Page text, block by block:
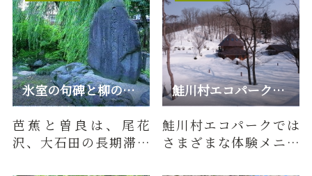
氷室の句碑と柳の清水
芭蕉と曽良は、尾花
沢、大石田の長期滞留
鮭川村エコパーク／各種体験メニュー（冬期）
鮭川村エコパークでは
さまざまな体験メニュ